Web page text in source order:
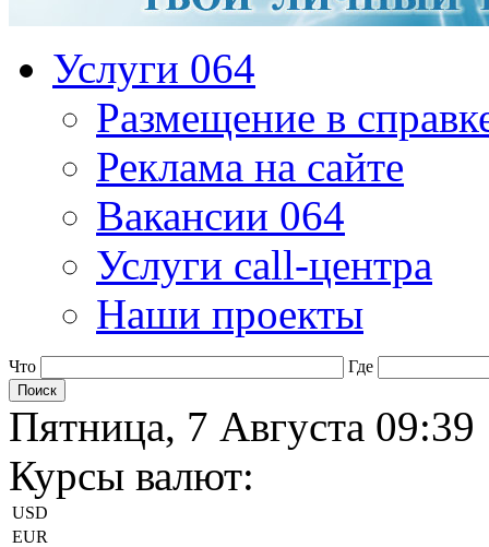
Услуги 064
Размещение в
Реклама на сайте
Вакансии 064
Услуги call-центра
Наши проекты
Что Где
Пятница, 7 Августа 09:39
Курсы валют:
USD
EUR